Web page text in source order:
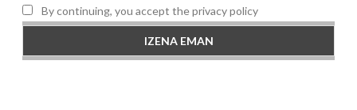
By continuing, you accept the privacy policy